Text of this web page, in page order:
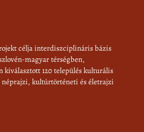
célja interdiszciplináris bázis
magyar térségben,
kiválasztott 120 település kulturális
néprajzi, kultúrtörténeti és életrajzi